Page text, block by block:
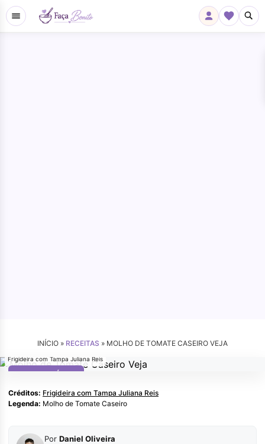
INÍCIO » RECEITAS » MOLHO DE TOMATE CASEIRO VEJA
RECEITAS FÁCEIS
Frigideira com Tampa Juliana Reis
Créditos: Frigideira com Tampa Juliana Reis
Legenda: Molho de Tomate Caseiro
Por Daniel Oliveira